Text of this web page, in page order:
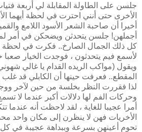
جلسن على الطاولة المقابلة لي أربعة
الأخرى حتى أنني احترت في لحظة أيهما
أخيرا أن صاحبة الشعر الأسود اللامع
أجملهن! جلسن يتحدثن ويضحكن في أمر لم
كل ذلك الجمال الصارخ.. فكرت في لحظة
لأسمع فيم يتحدثون ، فوجدت الخيار صعبا
ويقول (مواكب الريده القدام يا غالي
المقطع.. فعرفت حينها أن الكابلي قد غلب
لذا فقررت النظر بخلسة من حين لآخر
وحركات الفم لها دلالات أكبر عندما لا
أمرا عجيبا للغاية ، لقد لاحظت أنه عندما
الأخريات فهن لا ينظرن إلى مكان واحد
تحوم أعينهن بسرعة وببداهة عجيبة في